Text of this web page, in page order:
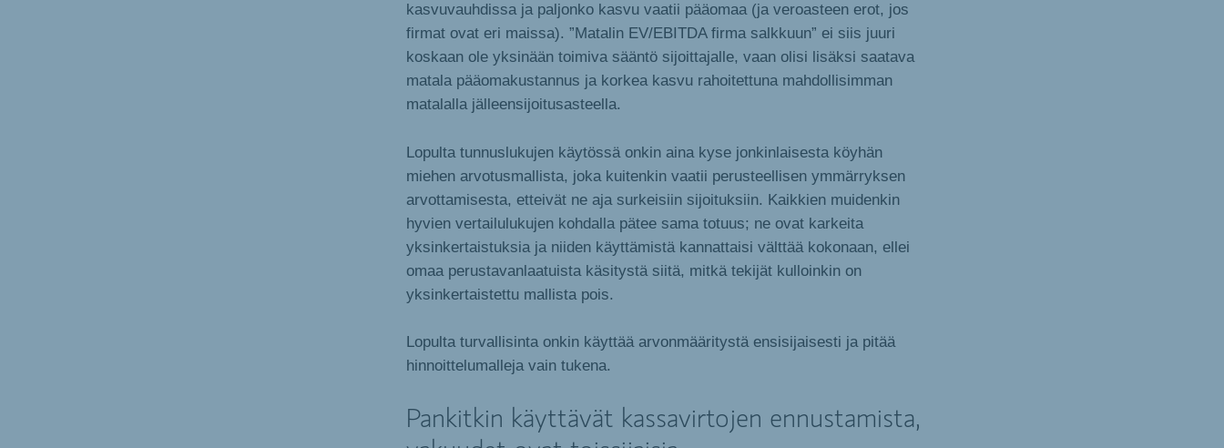
kasvuvauhdissa ja paljonko kasvu vaatii pääomaa (ja veroasteen erot, jos
firmat ovat eri maissa). ”Matalin EV/EBITDA firma salkkuun” ei siis juuri
koskaan ole yksinään toimiva sääntö sijoittajalle, vaan olisi lisäksi saatava
matala pääomakustannus ja korkea kasvu rahoitettuna mahdollisimman
matalalla jälleensijoitusasteella.
Lopulta tunnuslukujen käytössä onkin aina kyse jonkinlaisesta köyhän
miehen arvotusmallista, joka kuitenkin vaatii perusteellisen ymmärryksen
arvottamisesta, etteivät ne aja surkeisiin sijoituksiin. Kaikkien muidenkin
hyvien vertailulukujen kohdalla pätee sama totuus; ne ovat karkeita
yksinkertaistuksia ja niiden käyttämistä kannattaisi välttää kokonaan, ellei
omaa perustavanlaatuista käsitystä siitä, mitkä tekijät kulloinkin on
yksinkertaistettu mallista pois.
Lopulta turvallisinta onkin käyttää arvonmääritystä ensisijaisesti ja pitää
hinnoittelumalleja vain tukena.
Pankitkin käyttävät kassavirtojen ennustamista,